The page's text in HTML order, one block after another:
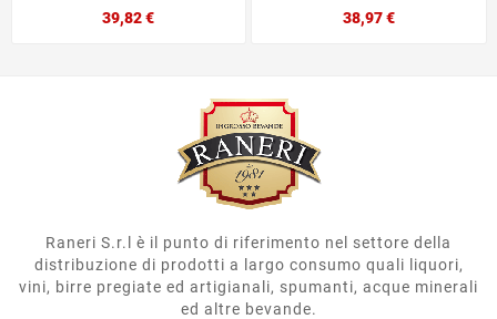
39,82 €Prezzo 38,97 €Prezzo
Raneri S.r.l è il punto di riferimento nel settore della
distribuzione di prodotti a largo consumo quali liquori,
vini, birre pregiate ed artigianali, spumanti, acque minerali
ed altre bevande.